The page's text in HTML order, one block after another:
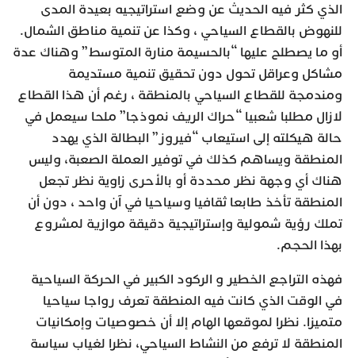
الذي كثر فيه الحديث عن وضع استراتيجيه بعيدة المدى
للنهوض بالقطاع السياحي ، وكذا عن تنمية مناطق الشمال.
أو ما يصطلح عليها “بالحسيمة منارة المتوسط” وهناك عدة
مشاكل وعراقل تحول دون تحقيق تنمية مستديمة
ومندمجة للقطاع السياحي بالمنطقة ، رغم أن هذا القطاع
لازال مطلبا شعبيا “حراك الريف نموذجا” ملحا سيعمل في
حالة هيكلته إلى استيعاب “فيروز” البطالة الذي يهدد
المنطقة ويساهم كذلك في توفير العملة الصعبة، وليس
هناك أي وجهة نظر محددة أو بالأحرى زاوية نظر تجعل
المنطقة تأخذ طابعا ثقافيا وسياحيا في آن واحد ، دون أن
تملك رؤية شمولية وإستراتيجية دقيقة موازية لمشروع
بهذا الحجم.
فهذه التراجع الخطير و الركود الكبير في الحركة السياحية
في الوقت الذي كانت فيه المنطقة تعرف رواجا سياحيا
متميزا. نظرا لموقعها الهام إلا أن خصوصيات وإمكانيات
المنطقة لا ترفع من النشاط السياحي، نظرا لغياب سياسة